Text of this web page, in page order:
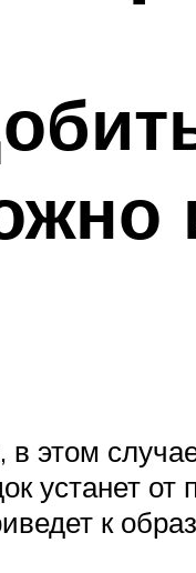
этом
устанет
к